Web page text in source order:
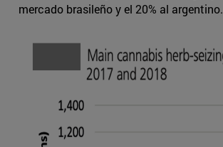
mercado brasileño y el 20% al argentino.